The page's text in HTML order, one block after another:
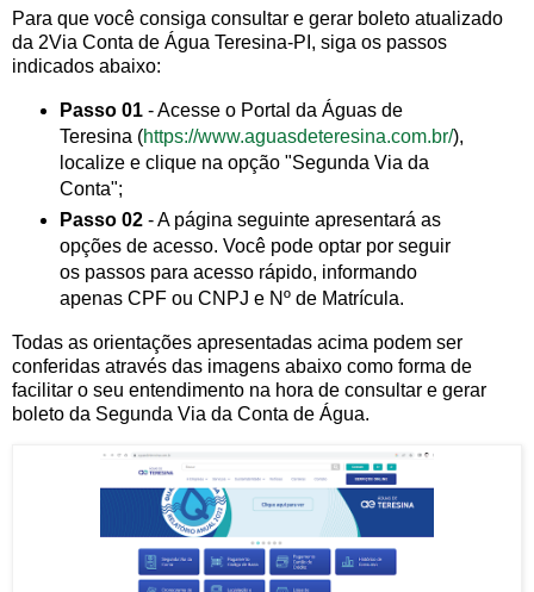
Para que você consiga consultar e gerar boleto atualizado
da 2Via Conta de Água Teresina-PI, siga os passos
indicados abaixo:
Passo 01- Acesse o Portal da Águas de
Teresina (https://www.aguasdeteresina.com.br/),
localize e clique na opção "Segunda Via da
Conta";
Passo 02- A página seguinte apresentará as
opções de acesso. Você pode optar por seguir
os passos para acesso rápido, informando
apenas CPF ou CNPJ e Nº de Matrícula.
Todas as orientações apresentadas acima podem ser
conferidas através das imagens abaixo como forma de
facilitar o seu entendimento na hora de consultar e gerar
boleto da Segunda Via da Conta de Água.